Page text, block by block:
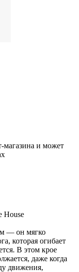
магазина и может
House
— он мягко
которая огибает
В этом крое
даже когда
движения,